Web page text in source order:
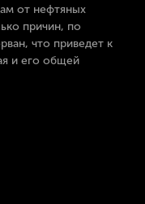
от нефтяных
причин, по
что приведет к
и его общей